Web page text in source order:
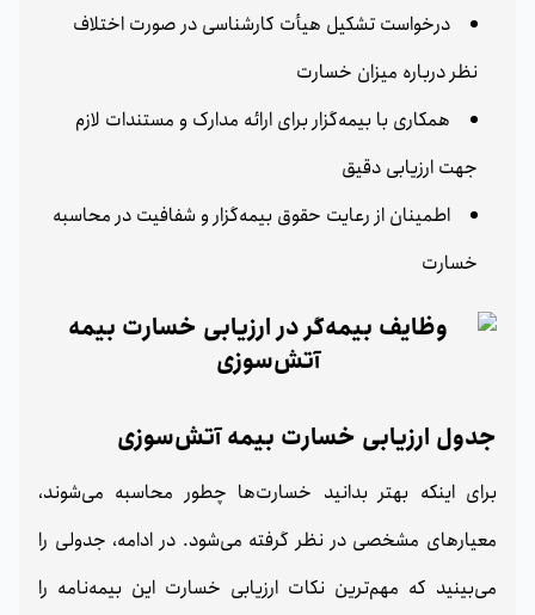
درخواست تشکیل هیأت کارشناسی در صورت اختلاف
نظر درباره میزان خسارت
همکاری با بیمه‌گزار برای ارائه مدارک و مستندات لازم
جهت ارزیابی دقیق
اطمینان از رعایت حقوق بیمه‌گزار و شفافیت در محاسبه
خسارت
جدول ارزیابی خسارت بیمه آتش‌سوزی
برای اینکه بهتر بدانید خسارت‌ها چطور محاسبه می‌شوند،
معیارهای مشخصی در نظر گرفته می‌شود. در ادامه، جدولی را
می‌بینید که مهم‌ترین نکات ارزیابی خسارت این بیمه‌نامه را